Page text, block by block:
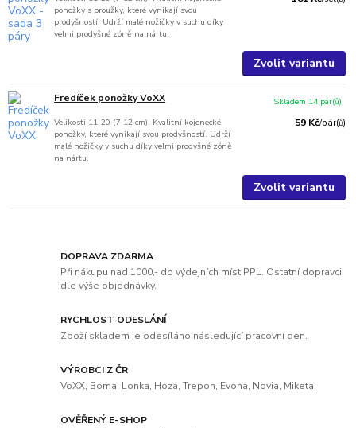
ponožky s proužky, které vynikají svou
prodyšností. Udrží malé nožičky v suchu díky
velmi prodyšné zóně na nártu.
Zvolit variantu
Fredíček ponožky VoXX
Velikosti 11-20 (7-12 cm). Kvalitní kojenecké
ponožky, které vynikají svou prodyšností. Udrží
malé nožičky v suchu díky velmi prodyšné zóně
na nártu.
59 Kč/pár(ů)
Skladem 14 pár(ů)
Zvolit variantu
DOPRAVA ZDARMA
Při nákupu nad 1000,- do výdejních míst PPL. Ostatní dopravci
dle výše objednávky.
RYCHLOST ODESLÁNÍ
Zboží skladem je odesíláno následující pracovní den.
VÝROBCI Z ČR
VoXX, Boma, Lonka, Hoza, Trepon, Evona, Novia, Miketa.
OVĚŘENÝ E-SHOP